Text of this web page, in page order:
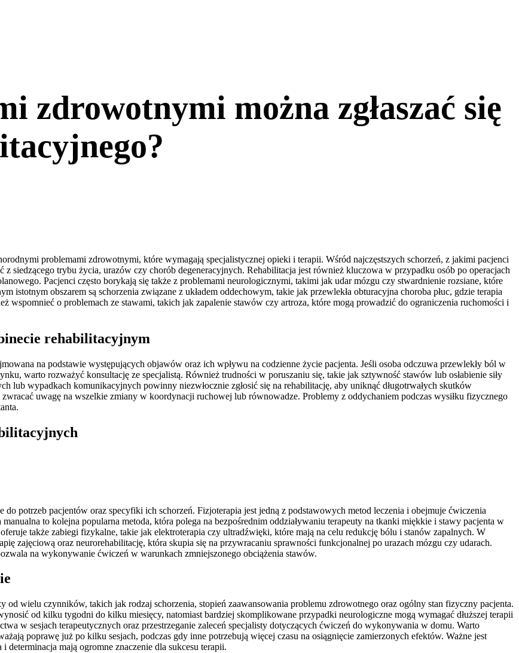
zdrowotnymi można zgłaszać się
problemami zdrowotnymi, które wymagają specjalistycznej opieki i terapii. Wśród najczęstszych schorzeń, z jakimi pacjenci
z siedzącego trybu życia, urazów czy chorób degeneracyjnych. Rehabilitacja jest również kluczowa w przypadku osób po operacjach
Pacjenci często borykają się także z problemami neurologicznymi, takimi jak udar mózgu czy stwardnienie rozsiane, które
istotnym obszarem są schorzenia związane z układem oddechowym, takie jak przewlekła obturacyjna choroba płuc, gdzie terapia
wspomnieć o problemach ze stawami, takich jak zapalenie stawów czy artroza, które mogą prowadzić do ograniczenia ruchomości i
rehabilitacyjnym
na podstawie występujących objawów oraz ich wpływu na codzienne życie pacjenta. Jeśli osoba odczuwa przewlekły ból w
warto rozważyć konsultację ze specjalistą. Również trudności w poruszaniu się, takie jak sztywność stawów lub osłabienie siły
lub wypadkach komunikacyjnych powinny niezwłocznie zgłosić się na rehabilitację, aby uniknąć długotrwałych skutków
uwagę na wszelkie zmiany w koordynacji ruchowej lub równowadze. Problemy z oddychaniem podczas wysiłku fizycznego
potrzeb pacjentów oraz specyfiki ich schorzeń. Fizjoterapia jest jedną z podstawowych metod leczenia i obejmuje ćwiczenia
to kolejna popularna metoda, która polega na bezpośrednim oddziaływaniu terapeuty na tkanki miękkie i stawy pacjenta w
także zabiegi fizykalne, takie jak elektroterapia czy ultradźwięki, które mają na celu redukcję bólu i stanów zapalnych. W
zajęciową oraz neurorehabilitację, która skupia się na przywracaniu sprawności funkcjonalnej po urazach mózgu czy udarach.
na wykonywanie ćwiczeń w warunkach zmniejszonego obciążenia stawów.
wielu czynników, takich jak rodzaj schorzenia, stopień zaawansowania problemu zdrowotnego oraz ogólny stan fizyczny pacjenta.
od kilku tygodni do kilku miesięcy, natomiast bardziej skomplikowane przypadki neurologiczne mogą wymagać dłuższej terapii
w sesjach terapeutycznych oraz przestrzeganie zaleceń specjalisty dotyczących ćwiczeń do wykonywania w domu. Warto
poprawę już po kilku sesjach, podczas gdy inne potrzebują więcej czasu na osiągnięcie zamierzonych efektów. Ważne jest
mają ogromne znaczenie dla sukcesu terapii.